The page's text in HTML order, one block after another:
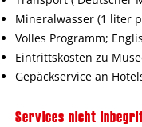
Mineralwasser (1 liter
Volles Programm;
Eintrittskosten zu
Gepäckservice an
Services nicht